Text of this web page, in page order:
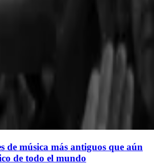
de música más antiguos que aún
de todo el mundo